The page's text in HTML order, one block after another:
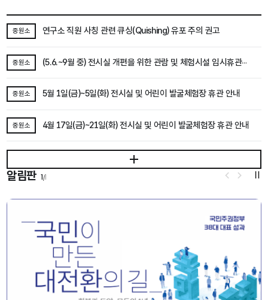
중원소 연구소 직원 사칭 관련 큐싱(Quishing) 유포 주의 권고
중원소
(5.6.~9월 중) 전시실 개편을 위한 관람 및 체험시설 임시휴관
중원소 5월 1일(금)~5일(화) 전시실 및 어린이 발굴체험장 휴관 안내
중원소 4월 17일(금)~21일(화) 전시실 및 어린이 발굴체험장 휴관 안내
공지사항 더보기
알림판 1/1 이전다음 재